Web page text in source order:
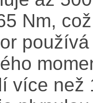
Nm,
více než